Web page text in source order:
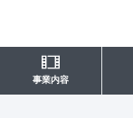
事業内容